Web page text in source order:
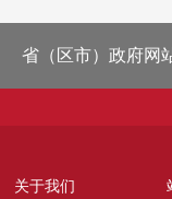
省（区市）政府网
关于我们